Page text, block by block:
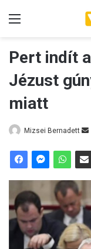
Pert indít
Jézust
miatt
Mizsei Bernadett